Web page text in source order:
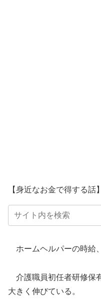
【身近なお金で得する話
ホームヘルパーの時給
介護職員初任者研修保
大きく伸びている。